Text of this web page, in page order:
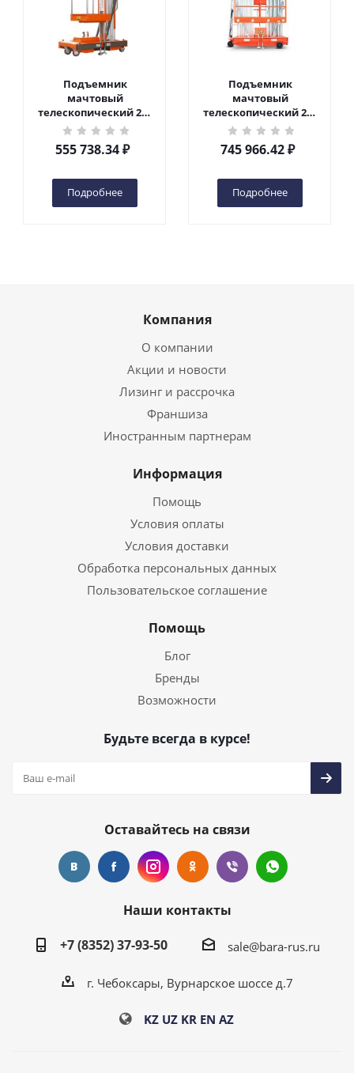
Подъемник
мачтовый
телескопический 200
кг 6 м TOR GTWY6-200S
DC 2-мачтовый
(автономный) (G) в
555 738.34₽
Подробнее
Подъемник
мачтовый
телескопический 200
кг 10 м TOR GTWY10-
200S DC 2-мачтовый
(автономный) (N) в
745 966.42₽
Подробнее
Компания
О компании
Акции и новости
Лизинг и рассрочка
Франшиза
Иностранным партнерам
Информация
Помощь
Условия оплаты
Условия доставки
Обработка персональных данных
Пользовательское соглашение
Помощь
Блог
Бренды
Возможности
Будьте всегда в курсе!
Оставайтесь на связи
Наши контакты
+7 (8352) 37-93-50
sale@bara-rus.ru
г. Чебоксары, Вурнарское шоссе д.7
KZ UZ KR EN AZ